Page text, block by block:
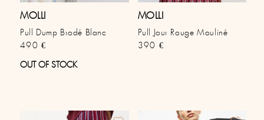
MOLLI
Pull Dump Brodé Blanc
Prix habituel
490 €
OUT OF STOCK
MOLLI
Pull Jour Rouge Mouliné
Prix habituel
390 €